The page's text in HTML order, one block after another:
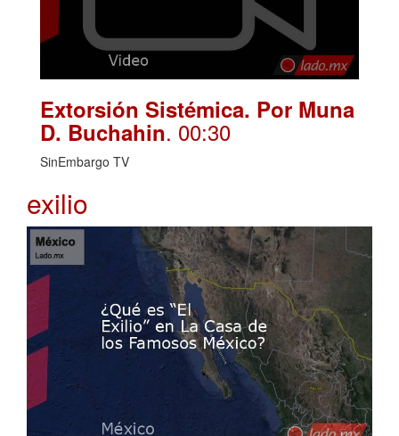
Extorsión Sistémica. Por Muna
D. Buchahin. 00:30
SinEmbargo TV
exilio